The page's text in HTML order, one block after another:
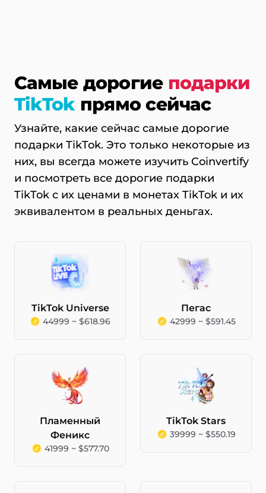
Самые дорогие подарки
TikTokпрямо сейчас
Узнайте, какие сейчас самые дорогие
подарки TikTok. Это только некоторые из
них, вы всегда можете изучить Coinvertify
и посмотреть все дорогие подарки
TikTok с их ценами в монетах TikTok и их
эквивалентом в реальных деньгах.
TikTok Universe
44999 ~ $618.96
Пегас
42999 ~ $591.45
Пламенный
Феникс
41999 ~ $577.70
TikTok Stars
39999 ~ $550.19